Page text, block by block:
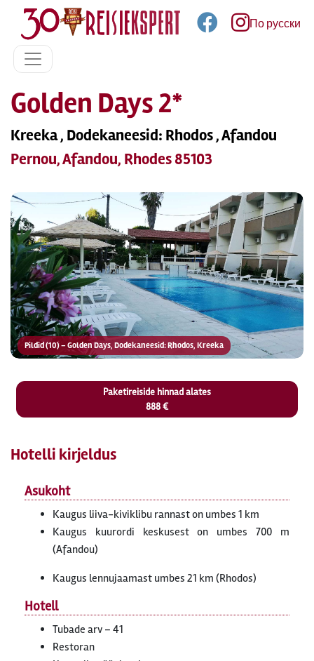
По русски
Golden Days 2*
Kreeka , Dodekaneesid: Rhodos , Afandou
Pernou, Afandou, Rhodes 85103
Pildid (10) – Golden Days, Dodekaneesid: Rhodos, Kreeka
Paketireiside hinnad alates
888 €
Hotelli kirjeldus
Asukoht
Kaugus liiva-kiviklibu rannast on umbes 1 km
Kaugus kuurordi keskusest on umbes 700 m
(Afandou)
Kaugus lennujaamast umbes 21 km (Rhodos)
Hotell
Tubade arv – 41
Restoran